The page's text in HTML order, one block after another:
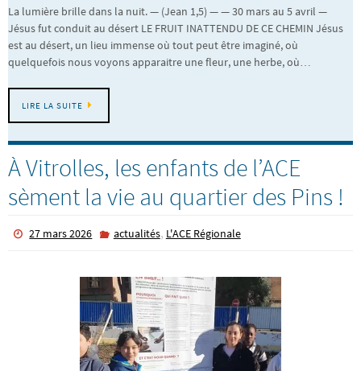
La lumière brille dans la nuit. — (Jean 1,5) — — 30 mars au 5 avril —
Jésus fut conduit au désert LE FRUIT INATTENDU DE CE CHEMIN Jésus
est au désert, un lieu immense où tout peut être imaginé, où
quelquefois nous voyons apparaitre une fleur, une herbe, où…
LIRE LA SUITE
À Vitrolles, les enfants de l’ACE
sèment la vie au quartier des Pins !
27 mars 2026 actualités, L'ACE Régionale